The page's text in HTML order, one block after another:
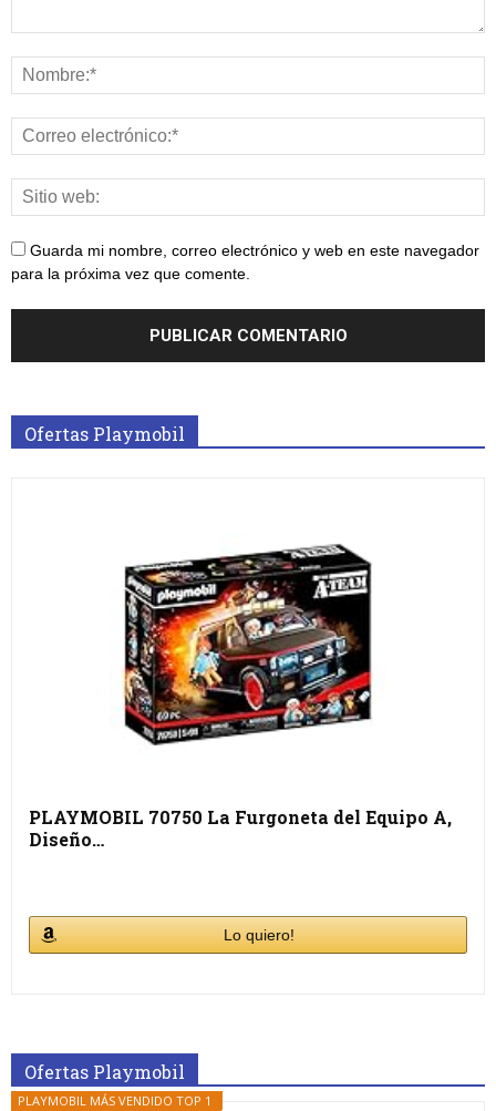
Guarda mi nombre, correo electrónico y web en este navegador
para la próxima vez que comente.
Ofertas Playmobil
PLAYMOBIL 70750 La Furgoneta del Equipo A,
Diseño…
Lo quiero!
Ofertas Playmobil
PLAYMOBIL MÁS VENDIDO TOP 1